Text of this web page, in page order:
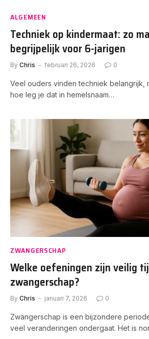
ALGEMEEN
Techniek op kindermaat: zo
begrijpelijk voor 6-jarigen
By Chris februari 26, 2026 0
Veel ouders vinden techniek belangrijk,
hoe leg je dat in hemelsnaam…
ZWANGERSCHAP
Welke oefeningen zijn veilig
zwangerschap?
By Chris januari 7, 2026 0
Zwangerschap is een bijzondere
veel veranderingen ondergaat. Het is